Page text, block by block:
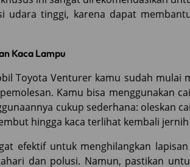
udara tinggi, karena dapat
Kaca Lampu
Toyota Venturer kamu sudah mulai
Kamu bisa menggunakan
cukup sederhana: oleskan
hingga kaca terlihat kembali
efektif untuk menghilangkan
dan polusi. Namun, pastikan